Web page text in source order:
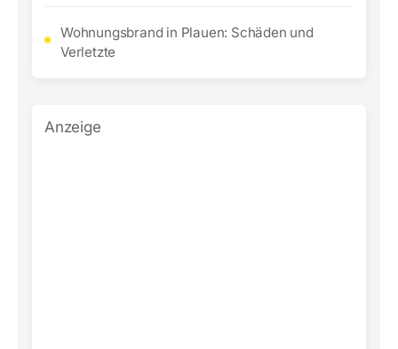
Wohnungsbrand in Plauen: Schäden und
Verletzte
Anzeige